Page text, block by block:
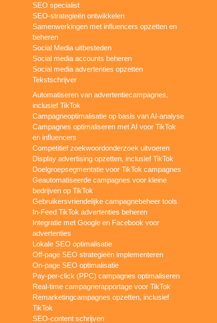
SEO specialist
SEO-strategieën ontwikkelen
Samenwerkingen met influencers opzetten en
beheren
Social Media uitbesteden
Social media accounts beheren
Social media advertenties opzetten
Tekstschrijver
Automatiseren van advertentiecampagnes,
inclusief TikTok
Campagneoptimalisatie op basis van AI-analyse
Campagnes optimaliseren met AI voor TikTok
en influencers
Competitief zoekwoordonderzoek uitvoeren
Display advertising opzetten, inclusief TikTok
Doelgroepsegmentatie voor TikTok campagnes
Geautomatiseerde campagnes voor kleine
bedrijven op TikTok
Gebruikersvriendelijke campagnebeheer tools
In-Feed TikTok advertenties beheren
Integratie met Google en Facebook voor
advertenties
Lokale SEO optimalisatie
Off-page SEO strategieën implementeren
On-page SEO optimalisatie
Pay-per-click (PPC) campagnes optimaliseren
Real-time campagnerapportage voor TikTok
Remarketingcampagnes opzetten, inclusief
TikTok
SEO-content schrijven